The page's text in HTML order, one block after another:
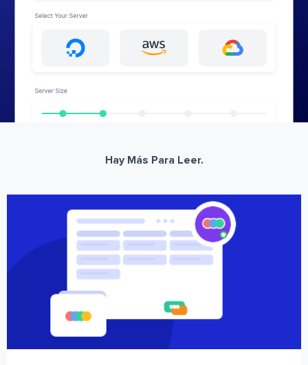
Hay Más Para Leer.